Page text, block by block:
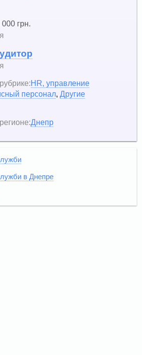
000 грн.
HR, управление
персонал,Другие
Днепр
в Днепре